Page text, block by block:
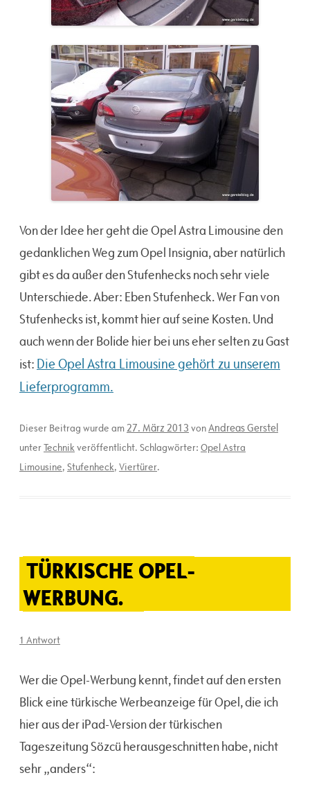
Von der Idee her geht die Opel Astra Limousine den
gedanklichen Weg zum Opel Insignia, aber natürlich
gibt es da außer den Stufenhecks noch sehr viele
Unterschiede. Aber: Eben Stufenheck. Wer Fan von
Stufenhecks ist, kommt hier auf seine Kosten. Und
auch wenn der Bolide hier bei uns eher selten zu Gast
ist: Die Opel Astra Limousine gehört zu unserem
Lieferprogramm.
Dieser Beitrag wurde am27. März 2013 vonAndreas Gerstel
unterTechnikveröffentlicht. Schlagwörter: Opel Astra
Limousine, Stufenheck, Viertürer.
TÜRKISCHE OPEL-
WERBUNG.
1 Antwort
Wer die Opel-Werbung kennt, findet auf den ersten
Blick eine türkische Werbeanzeige für Opel, die ich
hier aus der iPad-Version der türkischen
Tageszeitung Sözcü herausgeschnitten habe, nicht
sehr „anders“: